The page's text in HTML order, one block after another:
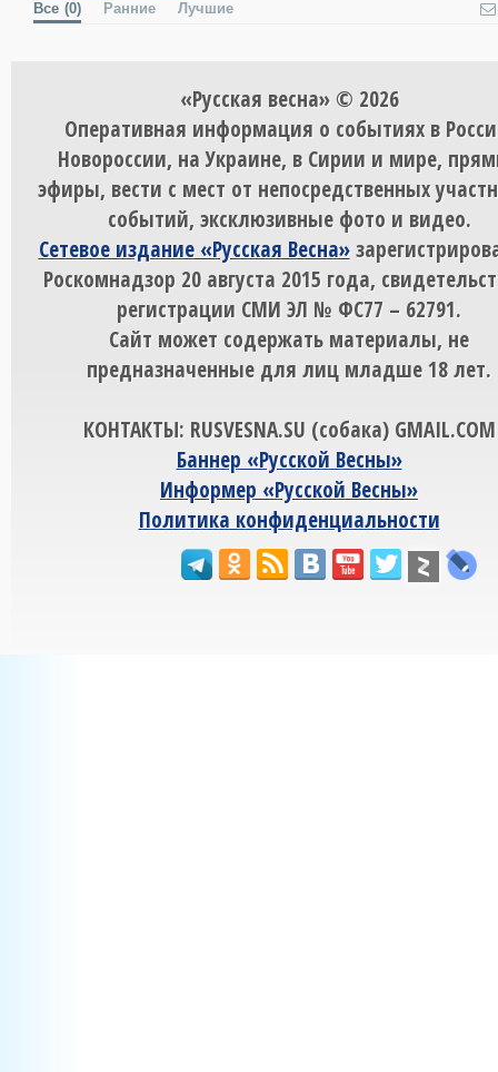
Все (0) Ранние Лучшие
«Русская весна» © 2026
Оперативная информация о событиях в
Новороссии, на Украине, в Сирии и мире,
эфиры, вести с мест от непосредственных
событий, эксклюзивные фото и видео.
Сетевое издание «Русская Весна»
Роскомнадзор 20 августа 2015 года,
регистрации СМИ ЭЛ № ФС77 – 62791.
Сайт может содержать материалы, не
предназначенные для лиц младше 18 лет.
КОНТАКТЫ: RUSVESNA.SU (собака) GMAIL.COM
Баннер «Русской Весны»
Информер «Русской Весны»
Политика конфиденциальности